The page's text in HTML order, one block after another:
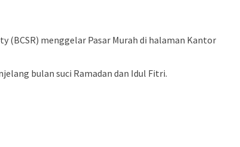
(BCSR) menggelar Pasar Murah di halaman Kantor
bulan suci Ramadan dan Idul Fitri.